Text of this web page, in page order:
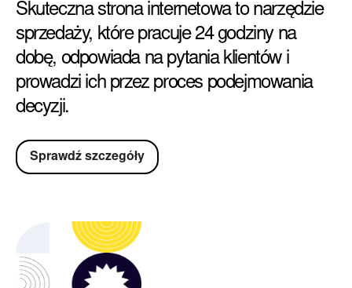
Skuteczna strona internetowa to narzędzie
sprzedaży, które pracuje 24 godziny na
dobę, odpowiada na pytania klientów i
prowadzi ich przez proces podejmowania
decyzji.
Sprawdź szczegóły